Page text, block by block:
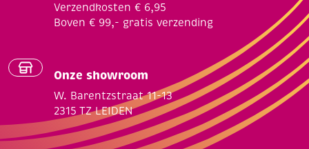
Verzendkosten € 6,95
Boven € 99,- gratis verzending
Onze showroom
W. Barentzstraat 11-13
2315 TZ LEIDEN